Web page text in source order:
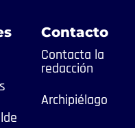
Contacto
Contacta la
redacción
Archipiélago